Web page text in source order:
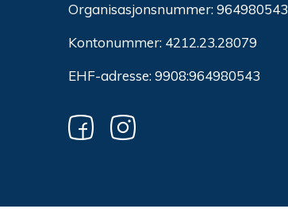
Organisasjonsnummer:964980543
Kontonummer: 4212.23.28079
EHF-adresse: 9908:964980543